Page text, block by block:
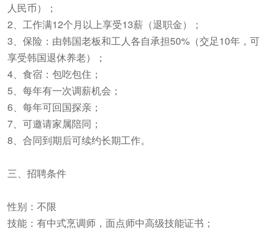
人民币）；
2、工作满12个月以上享受13薪（退职金）；
3、保险：由韩国老板和工人各自承担50%（交足10年，可
享受韩国退休养老）；
4、食宿：包吃包住；
5、每年有一次调薪机会；
6、每年可回国探亲；
7、可邀请家属陪同；
8、合同到期后可续约长期工作。
三、招聘条件
性别：不限
技能：有中式烹调师，面点师中高级技能证书；